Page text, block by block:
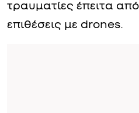
τραυματίες έπειτα
επιθέσεις με drones.